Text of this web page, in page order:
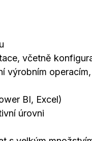
včetně
výrobním
BI, Excel)
úrovni